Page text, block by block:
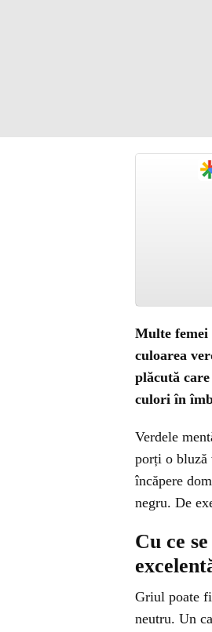
Multe femei
culoarea
plăcută
culori în
Verdele
porți o bluză
încăpere
negru. De
Cu ce
Griul poate
neutru. Un